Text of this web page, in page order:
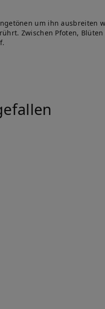
um ihn ausbreiten
Zwischen Pfoten,